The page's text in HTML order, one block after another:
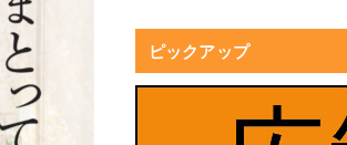
ピックアップ